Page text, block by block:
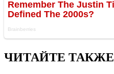
ЧИТАЙТЕ ТАКЖЕ